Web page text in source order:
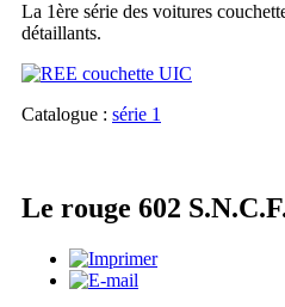
La 1ère série des voitures
détaillants.
Catalogue : série 1
Le rouge 602